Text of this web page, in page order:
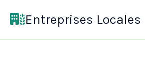
Entreprises Locales